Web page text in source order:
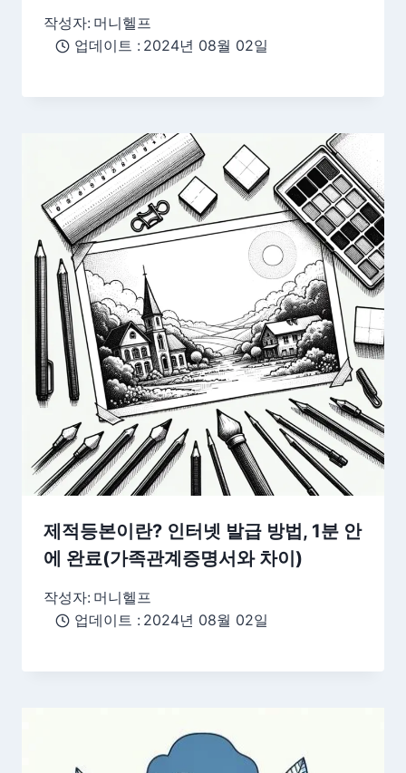
작성자: 머니헬프
업데이트 : 2024년 08월 02일
제적등본이란? 인터넷 발급 방법, 1분 안
에 완료(가족관계증명서와 차이)
작성자: 머니헬프
업데이트 : 2024년 08월 02일